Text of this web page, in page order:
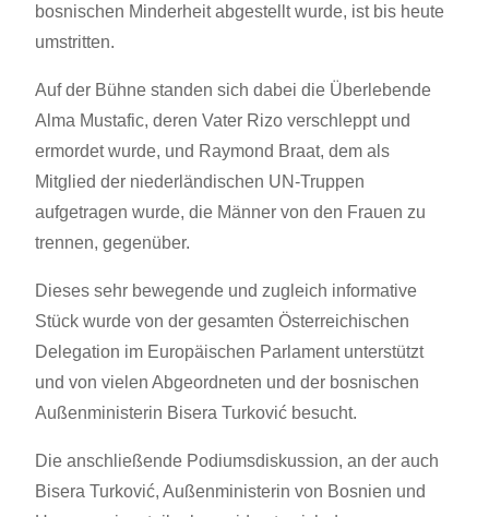
bosnischen Minderheit abgestellt wurde, ist bis heute
umstritten.
Auf der Bühne standen sich dabei die Überlebende
Alma Mustafic, deren Vater Rizo verschleppt und
ermordet wurde, und Raymond Braat, dem als
Mitglied der niederländischen UN-Truppen
aufgetragen wurde, die Männer von den Frauen zu
trennen, gegenüber.
Dieses sehr bewegende und zugleich informative
Stück wurde von der gesamten Österreichischen
Delegation im Europäischen Parlament unterstützt
und von vielen Abgeordneten und der bosnischen
Außenministerin Bisera Turković besucht.
Die anschließende Podiumsdiskussion, an der auch
Bisera Turković, Außenministerin von Bosnien und